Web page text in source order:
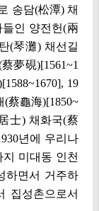
송담(松潭) 채
인 양전헌(兩
(琴灘) 채선길
夢硯)[1561~1
19
蔡龜海)[1850~
士) 채화국(蔡
년에 우리나
미대동 인천
하면서 거주하
집성촌으로서